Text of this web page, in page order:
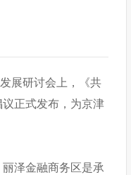
展研讨会上，《共
正式发布，为京津
泽金融商务区是承